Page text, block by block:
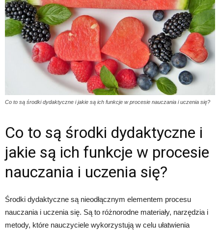
Co to są środki dydaktyczne i jakie są ich funkcje w procesie nauczania i uczenia się?
Co to są środki dydaktyczne i
jakie są ich funkcje w procesie
nauczania i uczenia się?
Środki dydaktyczne są nieodłącznym elementem procesu
nauczania i uczenia się. Są to różnorodne materiały, narzędzia i
metody, które nauczyciele wykorzystują w celu ułatwienia